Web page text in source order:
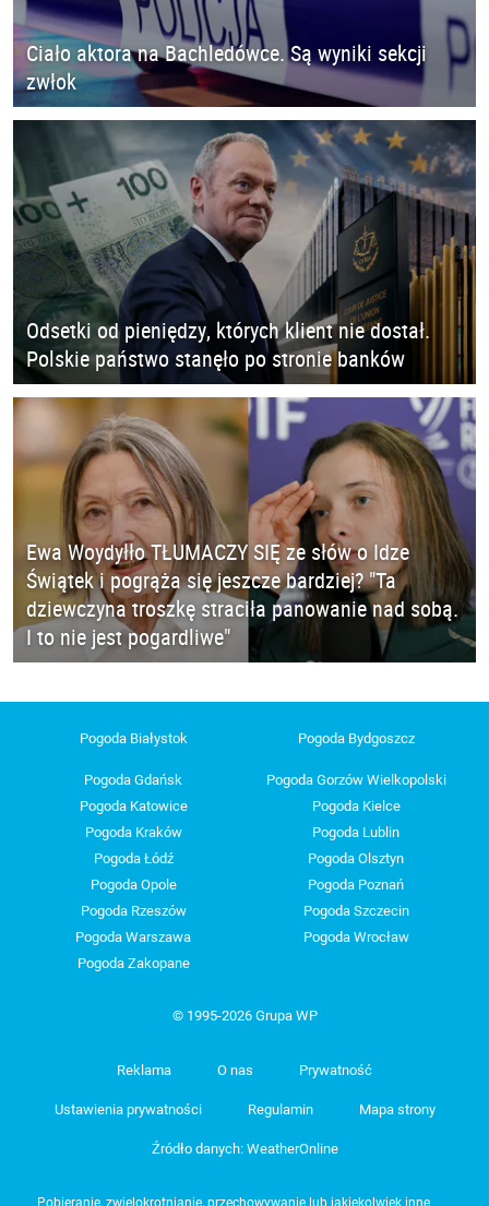
Ciało aktora na Bachledówce. Są wyniki sekcji
zwłok
Odsetki od pieniędzy, których klient nie dostał.
Polskie państwo stanęło po stronie banków
Ewa Woydyłło TŁUMACZY SIĘ ze słów o Idze
Świątek i pogrąża się jeszcze bardziej? "Ta
dziewczyna troszkę straciła panowanie nad sobą.
I to nie jest pogardliwe"
Pogoda Białystok Pogoda Bydgoszcz
Pogoda Gdańsk
Pogoda Gorzów Wielkopolski
Pogoda Katowice
Pogoda Kielce
Pogoda Kraków
Pogoda Lublin
Pogoda Łódź
Pogoda Olsztyn
Pogoda Opole
Pogoda Poznań
Pogoda Rzeszów
Pogoda Szczecin
Pogoda Warszawa
Pogoda Wrocław
Pogoda Zakopane
© 1995-2026 Grupa WP
Reklama O nas Prywatność
Ustawienia prywatności Regulamin Mapa strony
Źródło danych: WeatherOnline
Pobieranie, zwielokrotnianie, przechowywanie lub jakiekolwiek inne